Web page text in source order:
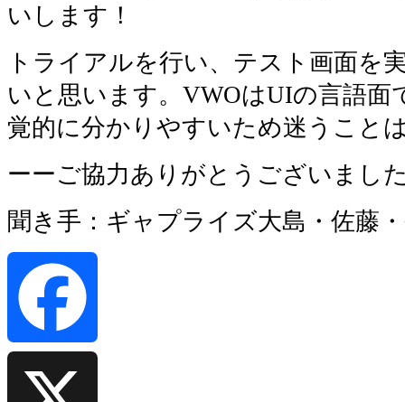
いします！
トライアルを行い、テスト画面を
いと思います。VWOはUIの言語面
覚的に分かりやすいため迷うこと
ーーご協力ありがとうございまし
聞き手：ギャプライズ大島・佐藤
Facebook